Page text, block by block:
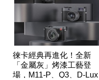
徠卡經典再進化！全新
「金屬灰」烤漆工藝登
場，M11-P、Q3、D-